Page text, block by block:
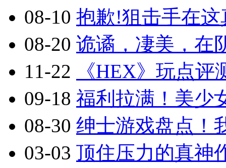
08-10 抱歉!狙击手在
08-20 诡谲，凄美，在
11-22
《HEX》玩点
09-18 福利拉满！美少
08-30 绅士游戏盘点！
03-03 顶住压力的真神